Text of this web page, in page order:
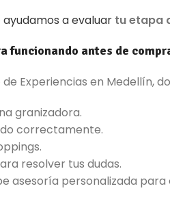
ayudamos a evaluar tu etapa
funcionando antes de
Experiencias en Medellín,
granizadora.
correctamente.
resolver tus dudas.
asesoría personalizada para